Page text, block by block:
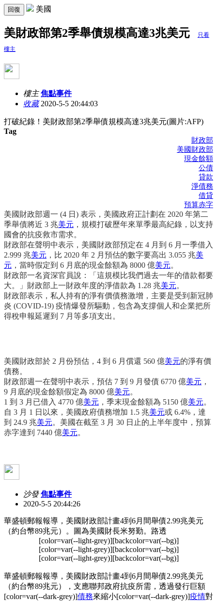
回復 美國
美財政部第2季舉債規模高達3兆美元 只看
樓主
樓主 焦點事件
收藏2020-5-5 20:44:03
打破紀錄！美財政部第2季舉債規模高達3兆美元(圖片:AFP)
Tag
財政部
美國財政部
現金餘額
公債
貸款
淨債務
借貸
預算赤字
美國財政部週一 (4 日) 表示，美國政府正計劃在 2020 年第二
季舉債將近 3 兆美元 ，規模打破歷年來單季最高紀錄，以支持
國會的抗疫救市需求。
財政部在聲明中表示，美國財政部預定在 4 月到 6 月一季借入
2.999 兆美元 ，比 2020 年 2 月預估的數字要高出 3.055 兆美
元 ，當時假定到 6 月底的現金餘額為 8000 億美元。
財政部一名資深官員說：「這規模比我們過去一年的借款都要
大。」財政部上一財政年度的淨借款為 1.28 兆美元。
財政部表示，私人持有的淨有價債務激增，主要是受到新冠肺
炎 (COVID-19) 疫情爆發所驅動，包含為支撐個人和企業把所
得稅申報延遲到 7 月等多項支出。
美國財政部於 2 月份預估，4 到 6 月償還 560 億美元的淨有價
債務。
財政部週一在聲明中表示，預估 7 到 9 月發債 6770 億美元 ，
9 月底的現金餘額假定為 8000 億美元。
1 到 3 月已借入 4770 億美元 ，季末現金餘額為 5150 億美元。
自 3 月 1 日以來，美國政府債務增加 1.5 兆美元或 6.4%，達
到 24.9 兆美元。美國在截至 3 月 30 日止的上半年度中，預算
赤字達到 7440 億美元。
沙發 焦點事件
2020-5-5 20:44:26
華盛頓郵報報導，美國財政部計畫4到6月間舉債2.99兆美元
（約台幣89兆元）。圖為美國財長米努勤。路透
[color=var(--light-grey)][backcolor=var(--bg)]
[color=var(--light-grey)][backcolor=var(--bg)]
[color=var(--light-grey)][backcolor=var(--bg)]
華盛頓郵報報導，美國財政部計畫4到6月間舉債2.99兆美元
（約台幣89兆元），支應聯邦政府抗疫所需，透過發行巨額
[color=var(--dark-grey)]債務來縮小[color=var(--dark-grey)]疫情對